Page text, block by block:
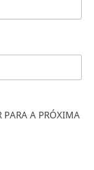
PARA A PRÓXIMA